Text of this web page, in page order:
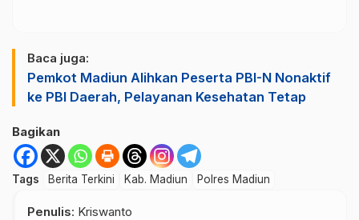
Baca juga:
Pemkot Madiun Alihkan Peserta PBI-N Nonaktif
ke PBI Daerah, Pelayanan Kesehatan Tetap
Bagikan
Tags Berita Terkini Kab. Madiun Polres Madiun
Penulis: Kriswanto